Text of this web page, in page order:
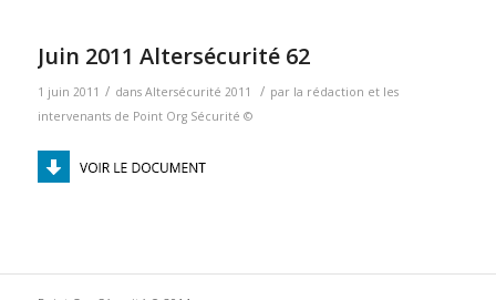
Juin 2011 Altersécurité 62
1 juin 2011 / dans Altersécurité 2011 / par la rédaction et les
intervenants de Point Org Sécurité ©